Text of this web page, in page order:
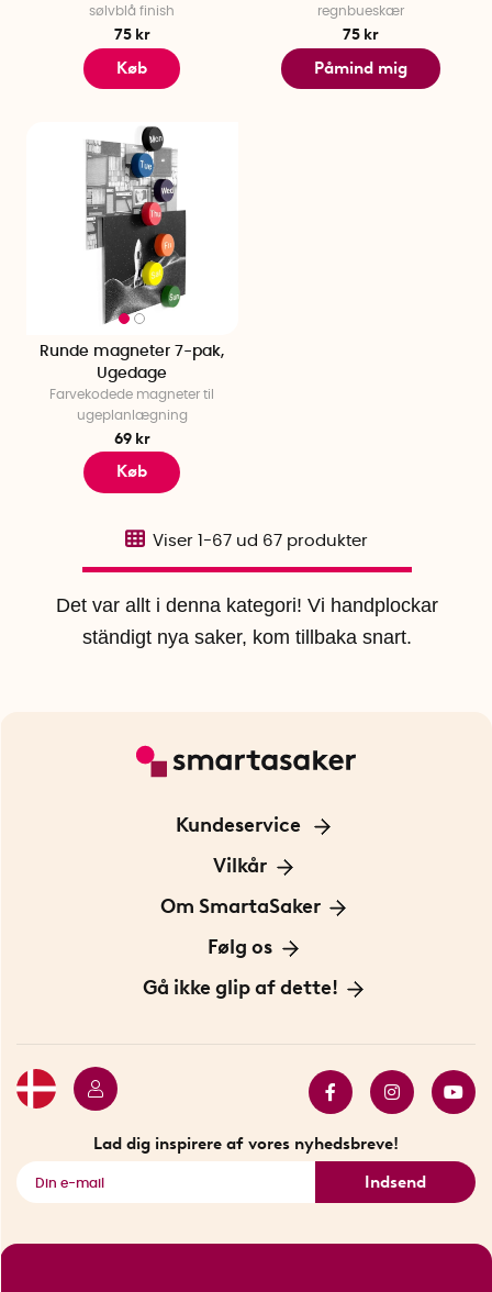
sølvblå finish
75 kr
Køb
regnbueskær
75 kr
Påmind mig
Runde magneter 7-pak,
Ugedage
Farvekodede magneter til
ugeplanlægning
69 kr
Køb
Det var allt i denna kategori! Vi handplockar
ständigt nya saker, kom tillbaka snart.
Viser 1-67 ud 67 produkter
Kundeservice
Kontakt os
Vilkår
Information om cookies
Privatlivspolitik
Om SmartaSaker
Om os
Vores historie
Følg os
Opfindere
Gå ikke glip af dette!
Lad dig inspirere af vores nyhedsbreve!
Indsend